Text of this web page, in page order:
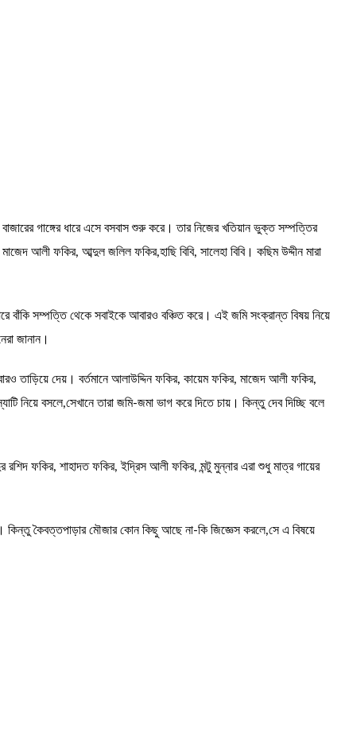
গাঙ্গের ধারে এসে বসবাস শুরু করে। তার নিজের খতিয়ান ভুক্ত সম্পত্তির
ফকির, আব্দুল জলিল ফকির,হাছি বিবি, সালেহা বিবি। কছিম উদ্দীন মারা
বাঁকি সম্পত্তি থেকে সবাইকে আবারও বঞ্চিত করে। এই জমি সংক্রান্ত বিষয় নিয়ে
জানান।
তাড়িয়ে দেয়। বর্তমানে আলাউদ্দিন ফকির, কায়েম ফকির, মাজেদ আলী ফকির,
নিয়ে বসলে,সেখানে তারা জমি-জমা ভাগ করে দিতে চায়। কিন্তু দেব দিচ্ছি বলে
ফকির, শাহাদত ফকির, ইদ্রিস আলী ফকির, মন্টু মুন্নার এরা শুধু মাত্র গায়ের
কিন্তু কৈবত্তপাড়ার মৌজার কোন কিছু আছে না-কি জিজ্ঞেস করলে,সে এ বিষয়ে